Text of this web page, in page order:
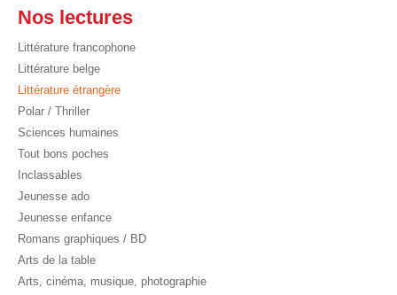
Nos lectures
Littérature francophone
Littérature belge
Littérature étrangère
Polar / Thriller
Sciences humaines
Tout bons poches
Inclassables
Jeunesse ado
Jeunesse enfance
Romans graphiques / BD
Arts de la table
Arts, cinéma, musique, photographie